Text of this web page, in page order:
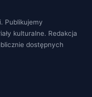
Publikujemy
kulturalne. Redakcja
dostępnych